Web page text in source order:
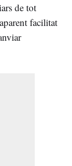
de tot
facilitat